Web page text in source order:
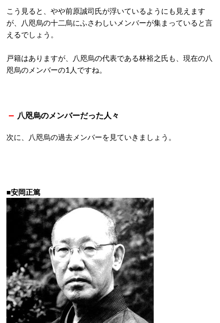
こう見ると、やや前原誠司氏が浮いているようにも見えます
が、八咫烏の十二烏にふさわしいメンバーが集まっていると言
えるでしょう。
戸籍はありますが、八咫烏の代表である林裕之氏も、現在の八
咫烏のメンバーの1人ですね。
八咫烏のメンバーだった人々
次に、八咫烏の過去メンバーを見ていきましょう。
■安岡正篤